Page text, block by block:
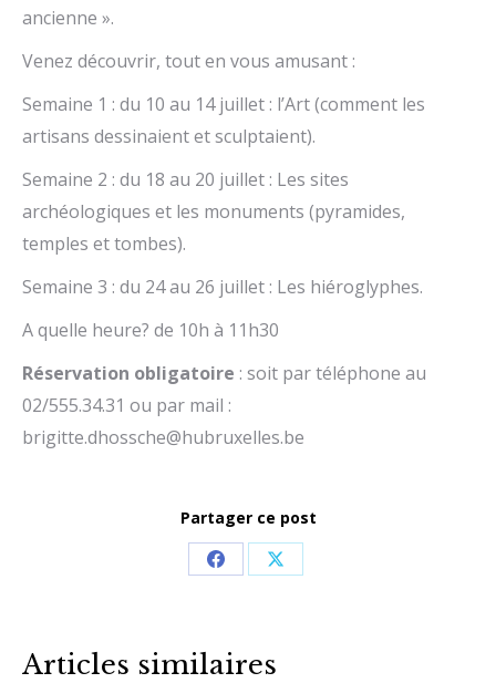
ancienne ».
Venez découvrir, tout en vous amusant :
Semaine 1 : du 10 au 14 juillet : l’Art (comment les
artisans dessinaient et sculptaient).
Semaine 2 : du 18 au 20 juillet : Les sites
archéologiques et les monuments (pyramides,
temples et tombes).
Semaine 3 : du 24 au 26 juillet : Les hiéroglyphes.
A quelle heure? de 10h à 11h30
Réservation obligatoire : soit par téléphone au
02/555.34.31 ou par mail :
brigitte.dhossche@hubruxelles.be
Partager ce post
Share Share
Articles similaires